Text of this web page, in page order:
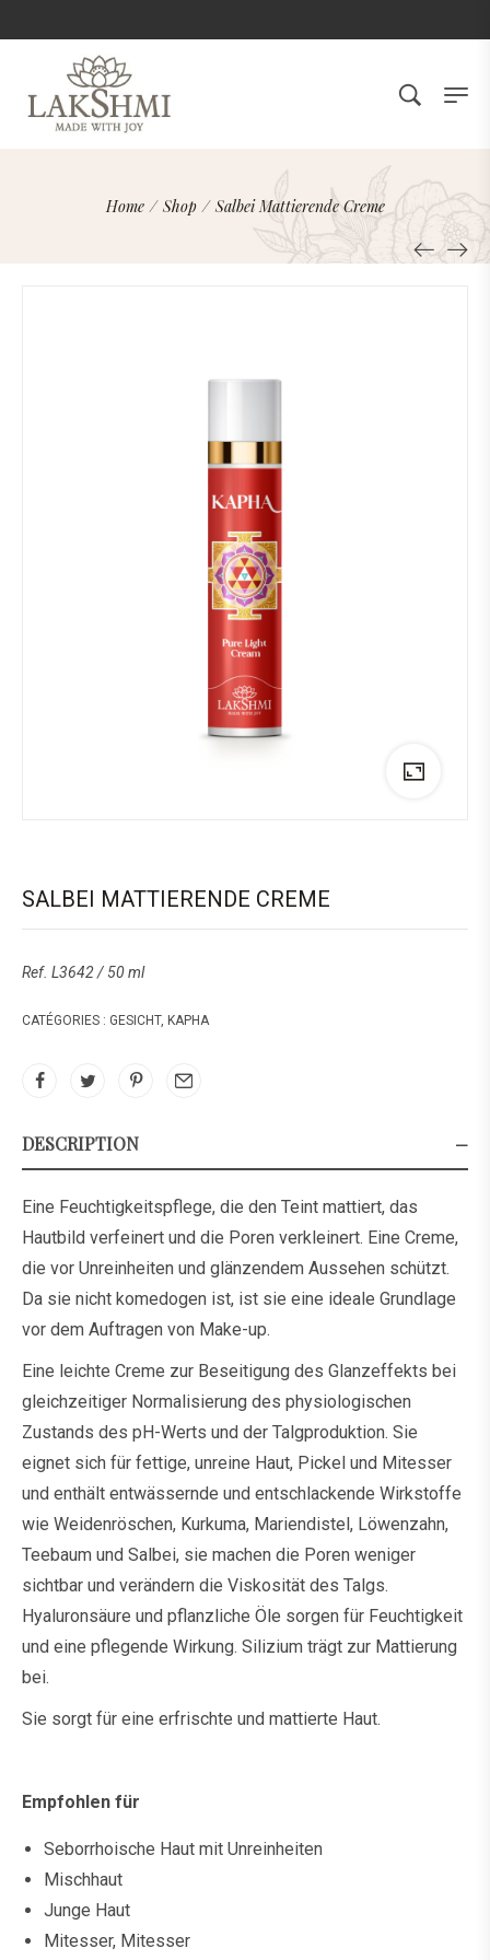
Home / Shop / Salbei Mattierende Creme
SALBEI MATTIERENDE CREME
Ref. L3642 / 50 ml
CATÉGORIES : GESICHT, KAPHA
DESCRIPTION
Eine Feuchtigkeitspflege, die den Teint mattiert, das
Hautbild verfeinert und die Poren verkleinert. Eine Creme,
die vor Unreinheiten und glänzendem Aussehen schützt.
Da sie nicht komedogen ist, ist sie eine ideale Grundlage
vor dem Auftragen von Make-up.
Eine leichte Creme zur Beseitigung des Glanzeffekts bei
gleichzeitiger Normalisierung des physiologischen
Zustands des pH-Werts und der Talgproduktion. Sie
eignet sich für fettige, unreine Haut, Pickel und Mitesser
und enthält entwässernde und entschlackende Wirkstoffe
wie Weidenröschen, Kurkuma, Mariendistel, Löwenzahn,
Teebaum und Salbei, sie machen die Poren weniger
sichtbar und verändern die Viskosität des Talgs.
Hyaluronsäure und pflanzliche Öle sorgen für Feuchtigkeit
und eine pflegende Wirkung. Silizium trägt zur Mattierung
bei.
Sie sorgt für eine erfrischte und mattierte Haut.
Empfohlen für
Seborrhoische Haut mit Unreinheiten
Mischhaut
Junge Haut
Mitesser, Mitesser